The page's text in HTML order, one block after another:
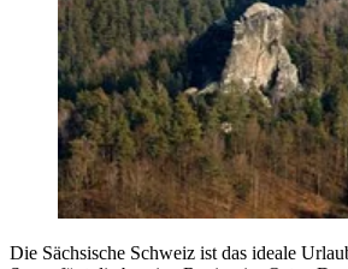
Die Sächsische Schweiz ist das ideale